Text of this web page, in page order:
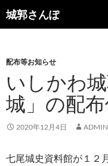
コ
ン
ツ
へ
ス
キ
城郭さんぽ
検
索
配布等お知らせ
いしかわ
城」の配
2020年12月4日 ADMIN
七尾城史資料館が１２